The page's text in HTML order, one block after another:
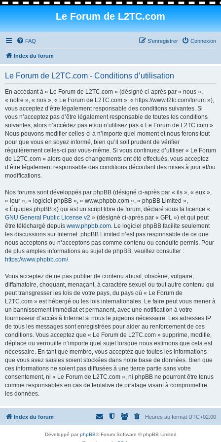
Le Forum de L2TC.com
FAQ Connexion
S’enregistrer
Index du forum
Le Forum de L2TC.com - Conditions d’utilisation
En accédant à « Le Forum de L2TC.com » (désigné ci-après par « nous »,
« notre », « nos », « Le Forum de L2TC.com », « https://www.l2tc.com/forum »),
vous acceptez d’être légalement responsable des conditions suivantes. Si
vous n’acceptez pas d’être légalement responsable de toutes les conditions
suivantes, alors n’accédez pas et/ou n’utilisez pas « Le Forum de L2TC.com ».
Nous pouvons modifier celles-ci à n’importe quel moment et nous ferons tout
pour que vous en soyez informé, bien qu’il soit prudent de vérifier
régulièrement celles-ci par vous-même. Si vous continuez d’utiliser « Le Forum
de L2TC.com » alors que des changements ont été effectués, vous acceptez
d’être légalement responsable des conditions découlant des mises à jour et/ou
modifications.
Nos forums sont développés par phpBB (désigné ci-après par « ils », « eux »,
« leur », « logiciel phpBB », « www.phpbb.com », « phpBB Limited »,
« Équipes phpBB ») qui est un script libre de forum, déclaré sous la licence «
GNU General Public License v2 » (désigné ci-après par « GPL ») et qui peut
être téléchargé depuis www.phpbb.com. Le logiciel phpBB facilite seulement
les discussions sur Internet. phpBB Limited n’est pas responsable de ce que
nous acceptons ou n’acceptons pas comme contenu ou conduite permis. Pour
de plus amples informations au sujet de phpBB, veuillez consulter :
https://www.phpbb.com/.
Vous acceptez de ne pas publier de contenu abusif, obscène, vulgaire,
diffamatoire, choquant, menaçant, à caractère sexuel ou tout autre contenu qui
peut transgresser les lois de votre pays, du pays où « Le Forum de
L2TC.com » est hébergé ou les lois internationales. Le faire peut vous mener à
un bannissement immédiat et permanent, avec une notification à votre
fournisseur d’accès à Internet si nous le jugeons nécessaire. Les adresses IP
de tous les messages sont enregistrées pour aider au renforcement de ces
conditions. Vous acceptez que « Le Forum de L2TC.com » supprime, modifie,
déplace ou verrouille n’importe quel sujet lorsque nous estimons que cela est
nécessaire. En tant que membre, vous acceptez que toutes les informations
que vous avez saisies soient stockées dans notre base de données. Bien que
ces informations ne soient pas diffusées à une tierce partie sans votre
consentement, ni « Le Forum de L2TC.com », ni phpBB ne pourront être tenus
comme responsables en cas de tentative de piratage visant à compromettre
les données.
Index du forum Heures au format UTC+02:00
Développé parphpBB® Forum Software © phpBB Limited